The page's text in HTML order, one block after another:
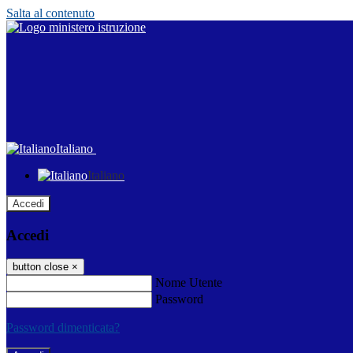
Salta al contenuto
Italiano
Italiano
Accedi
Accedi
button close ×
Nome Utente
Password
Password dimenticata?